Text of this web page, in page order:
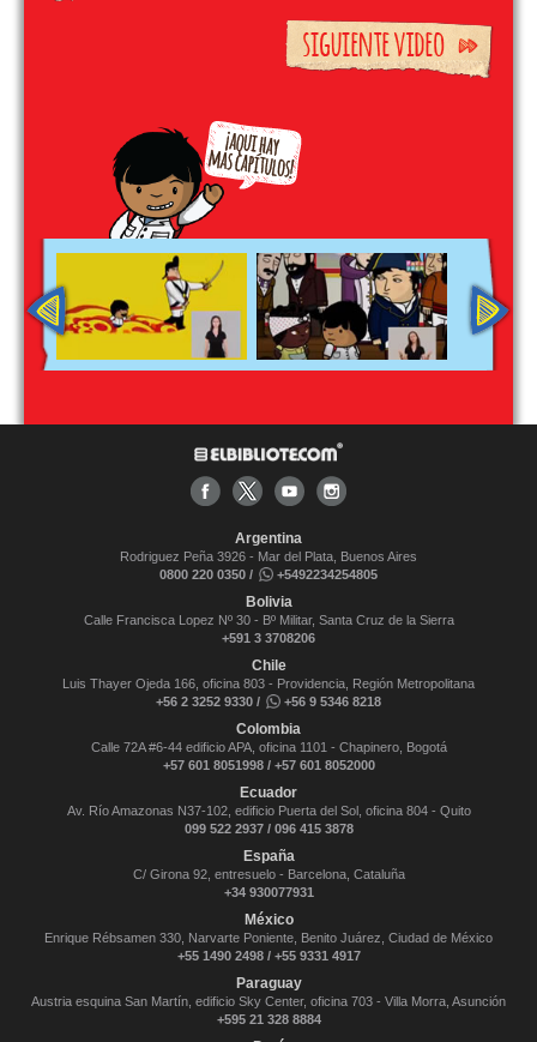
Argentina
Rodriguez Peña 3926 - Mar del Plata, Buenos Aires
0800 220 0350 /
+5492234254805
Bolivia
Calle Francisca Lopez Nº 30 - Bº Militar, Santa Cruz de la Sierra
+591 3 3708206
Chile
Luis Thayer Ojeda 166, oficina 803 - Providencia, Región Metropolitana
+56 2 3252 9330 /
+56 9 5346 8218
Colombia
Calle 72A #6-44 edificio APA, oficina 1101 - Chapinero, Bogotá
+57 601 8051998 / +57 601 8052000
Ecuador
Av. Río Amazonas N37-102, edificio Puerta del Sol, oficina 804 - Quito
099 522 2937 / 096 415 3878
España
C/ Girona 92, entresuelo - Barcelona, Cataluña
+34 930077931
México
Enrique Rébsamen 330, Narvarte Poniente, Benito Juárez, Ciudad de México
+55 1490 2498 / +55 9331 4917
Paraguay
Austria esquina San Martín, edificio Sky Center, oficina 703 - Villa Morra, Asunción
+595 21 328 8884